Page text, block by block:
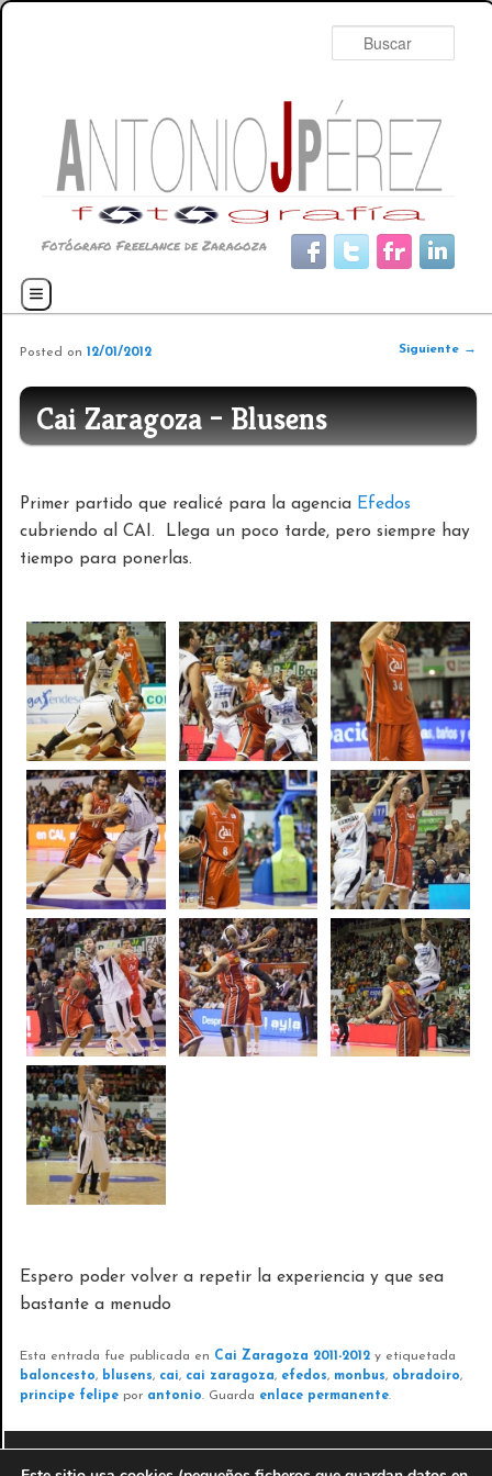
Fotógrafo Freelance de Zaragoza
Ir al contenido principal
Ir al contenido secundario
Navegador de artículos Siguiente →
Cai Zaragoza – Blusens
Posted on12/01/2012
Primer partido que realicé para la agencia Efedos
cubriendo al CAI. Llega un poco tarde, pero siempre hay
tiempo para ponerlas.
Espero poder volver a repetir la experiencia y que sea
bastante a menudo
Esta entrada fue publicada en Cai Zaragoza 2011-2012 y etiquetada
baloncesto, blusens, cai, cai zaragoza, efedos, monbus, obradoiro,
principe felipe por antonio. Guarda enlace permanente.